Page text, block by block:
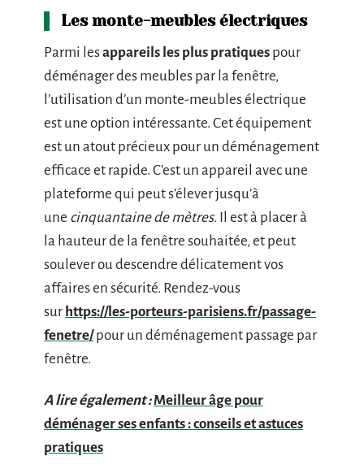
Les monte-meubles électriques
Parmi lesappareils les plus pratiques pour
déménager des meubles par la fenêtre,
l’utilisation d’un monte-meubles électrique
est une option intéressante. Cet équipement
est un atout précieux pour un déménagement
efficace et rapide. C’est un appareil avec une
plateforme qui peut s’élever jusqu’à
une cinquantaine de mètres. Il est à placer à
la hauteur de la fenêtre souhaitée, et peut
soulever ou descendre délicatement vos
affaires en sécurité. Rendez-vous
sur https://les-porteurs-parisiens.fr/passage-
fenetre/pour un déménagement passage par
fenêtre.
A lire également : Meilleur âge pour
déménager ses enfants : conseils et astuces
pratiques